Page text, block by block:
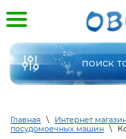
Главная \ Интернет
посудомоечных машин \